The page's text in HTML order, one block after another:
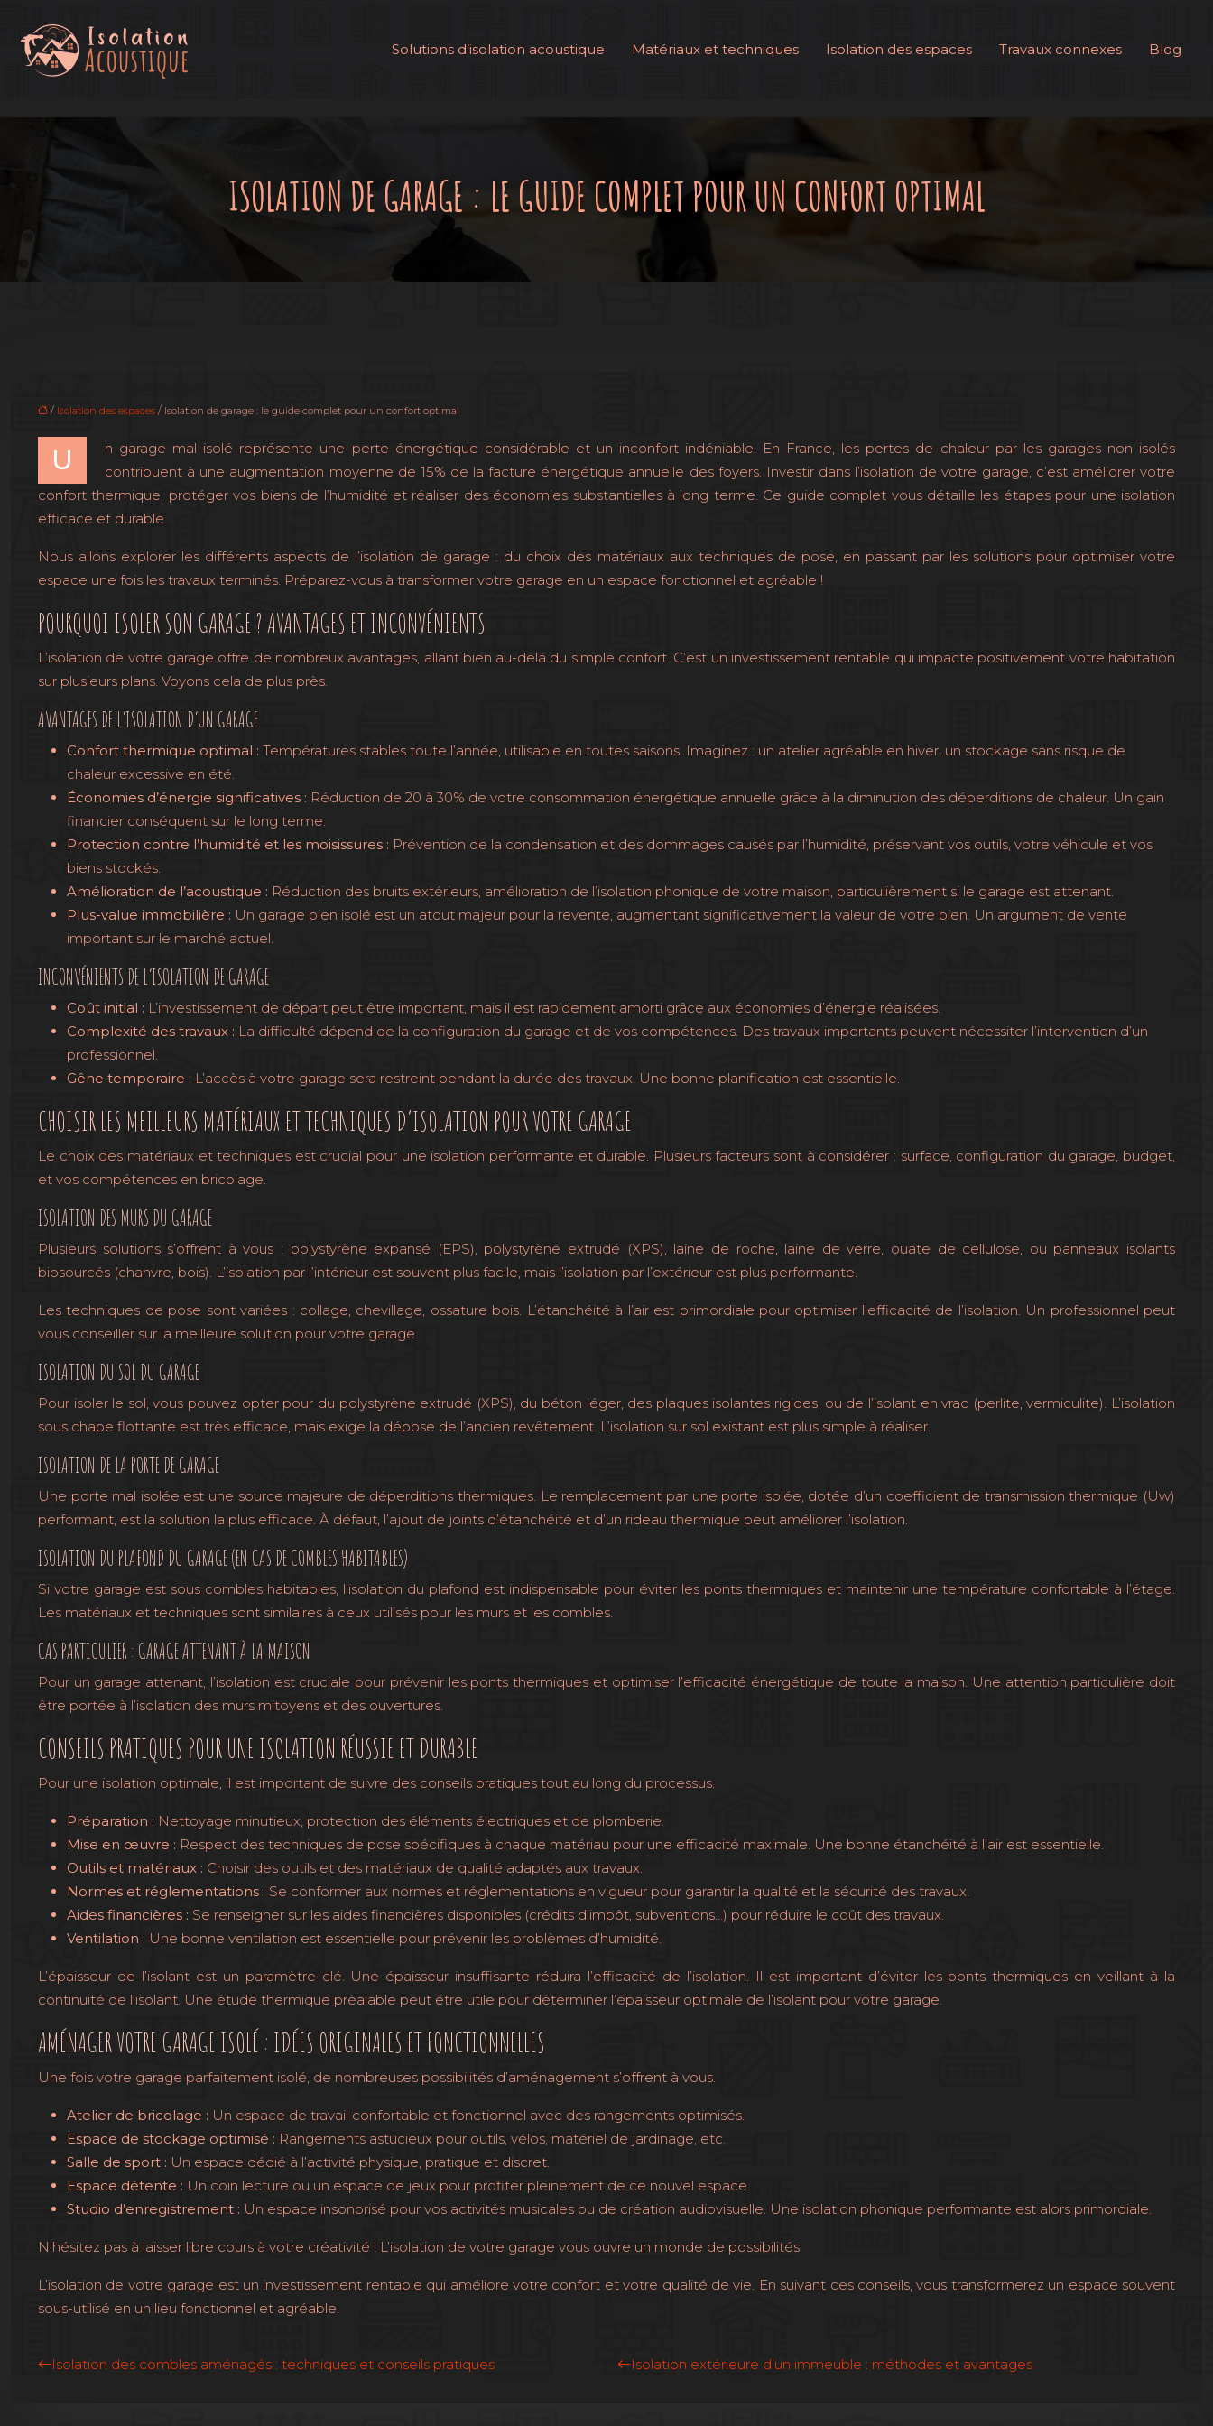
Solutions d’isolation acoustique Matériaux et techniques Isolation des espaces Travaux connexes Blog
ISOLATION DE GARAGE : LE GUIDE COMPLET POUR UN CONFORT OPTIMAL
/ Isolation des espaces / Isolation de garage : le guide complet pour un confort optimal
U
n garage mal isolé représente une perte énergétique considérable et un inconfort indéniable. En France, les pertes de chaleur par les garages non isolés
contribuent à une augmentation moyenne de 15% de la facture énergétique annuelle des foyers. Investir dans l’isolation de votre garage, c’est améliorer votre
confort thermique, protéger vos biens de l’humidité et réaliser des économies substantielles à long terme. Ce guide complet vous détaille les étapes pour une isolation
efficace et durable.
Nous allons explorer les différents aspects de l’isolation de garage : du choix des matériaux aux techniques de pose, en passant par les solutions pour optimiser votre
espace une fois les travaux terminés. Préparez-vous à transformer votre garage en un espace fonctionnel et agréable !
POURQUOI ISOLER SON GARAGE ? AVANTAGES ET INCONVÉNIENTS
L’isolation de votre garage offre de nombreux avantages, allant bien au-delà du simple confort. C’est un investissement rentable qui impacte positivement votre habitation
sur plusieurs plans. Voyons cela de plus près.
AVANTAGES DE L’ISOLATION D’UN GARAGE
Confort thermique optimal : Températures stables toute l’année, utilisable en toutes saisons. Imaginez : un atelier agréable en hiver, un stockage sans risque de
chaleur excessive en été.
Économies d’énergie significatives : Réduction de 20 à 30% de votre consommation énergétique annuelle grâce à la diminution des déperditions de chaleur. Un gain
financier conséquent sur le long terme.
Protection contre l’humidité et les moisissures : Prévention de la condensation et des dommages causés par l’humidité, préservant vos outils, votre véhicule et vos
biens stockés.
Amélioration de l’acoustique : Réduction des bruits extérieurs, amélioration de l’isolation phonique de votre maison, particulièrement si le garage est attenant.
Plus-value immobilière : Un garage bien isolé est un atout majeur pour la revente, augmentant significativement la valeur de votre bien. Un argument de vente
important sur le marché actuel.
INCONVÉNIENTS DE L’ISOLATION DE GARAGE
Coût initial : L’investissement de départ peut être important, mais il est rapidement amorti grâce aux économies d’énergie réalisées.
Complexité des travaux : La difficulté dépend de la configuration du garage et de vos compétences. Des travaux importants peuvent nécessiter l’intervention d’un
professionnel.
Gêne temporaire : L’accès à votre garage sera restreint pendant la durée des travaux. Une bonne planification est essentielle.
CHOISIR LES MEILLEURS MATÉRIAUX ET TECHNIQUES D’ISOLATION POUR VOTRE GARAGE
Le choix des matériaux et techniques est crucial pour une isolation performante et durable. Plusieurs facteurs sont à considérer : surface, configuration du garage, budget,
et vos compétences en bricolage.
ISOLATION DES MURS DU GARAGE
Plusieurs solutions s’offrent à vous : polystyrène expansé (EPS), polystyrène extrudé (XPS), laine de roche, laine de verre, ouate de cellulose, ou panneaux isolants
biosourcés (chanvre, bois). L’isolation par l’intérieur est souvent plus facile, mais l’isolation par l’extérieur est plus performante.
Les techniques de pose sont variées : collage, chevillage, ossature bois. L’étanchéité à l’air est primordiale pour optimiser l’efficacité de l’isolation. Un professionnel peut
vous conseiller sur la meilleure solution pour votre garage.
ISOLATION DU SOL DU GARAGE
Pour isoler le sol, vous pouvez opter pour du polystyrène extrudé (XPS), du béton léger, des plaques isolantes rigides, ou de l’isolant en vrac (perlite, vermiculite). L’isolation
sous chape flottante est très efficace, mais exige la dépose de l’ancien revêtement. L’isolation sur sol existant est plus simple à réaliser.
ISOLATION DE LA PORTE DE GARAGE
Une porte mal isolée est une source majeure de déperditions thermiques. Le remplacement par une porte isolée, dotée d’un coefficient de transmission thermique (Uw)
performant, est la solution la plus efficace. À défaut, l’ajout de joints d’étanchéité et d’un rideau thermique peut améliorer l’isolation.
ISOLATION DU PLAFOND DU GARAGE (EN CAS DE COMBLES HABITABLES)
Si votre garage est sous combles habitables, l’isolation du plafond est indispensable pour éviter les ponts thermiques et maintenir une température confortable à l’étage.
Les matériaux et techniques sont similaires à ceux utilisés pour les murs et les combles.
CAS PARTICULIER : GARAGE ATTENANT À LA MAISON
Pour un garage attenant, l’isolation est cruciale pour prévenir les ponts thermiques et optimiser l’efficacité énergétique de toute la maison. Une attention particulière doit
être portée à l’isolation des murs mitoyens et des ouvertures.
CONSEILS PRATIQUES POUR UNE ISOLATION RÉUSSIE ET DURABLE
Pour une isolation optimale, il est important de suivre des conseils pratiques tout au long du processus.
Préparation : Nettoyage minutieux, protection des éléments électriques et de plomberie.
Mise en œuvre : Respect des techniques de pose spécifiques à chaque matériau pour une efficacité maximale. Une bonne étanchéité à l’air est essentielle.
Outils et matériaux : Choisir des outils et des matériaux de qualité adaptés aux travaux.
Normes et réglementations : Se conformer aux normes et réglementations en vigueur pour garantir la qualité et la sécurité des travaux.
Aides financières : Se renseigner sur les aides financières disponibles (crédits d’impôt, subventions…) pour réduire le coût des travaux.
Ventilation : Une bonne ventilation est essentielle pour prévenir les problèmes d’humidité.
L’épaisseur de l’isolant est un paramètre clé. Une épaisseur insuffisante réduira l’efficacité de l’isolation. Il est important d’éviter les ponts thermiques en veillant à la
continuité de l’isolant. Une étude thermique préalable peut être utile pour déterminer l’épaisseur optimale de l’isolant pour votre garage.
AMÉNAGER VOTRE GARAGE ISOLÉ : IDÉES ORIGINALES ET FONCTIONNELLES
Une fois votre garage parfaitement isolé, de nombreuses possibilités d’aménagement s’offrent à vous.
Atelier de bricolage : Un espace de travail confortable et fonctionnel avec des rangements optimisés.
Espace de stockage optimisé : Rangements astucieux pour outils, vélos, matériel de jardinage, etc.
Salle de sport : Un espace dédié à l’activité physique, pratique et discret.
Espace détente : Un coin lecture ou un espace de jeux pour profiter pleinement de ce nouvel espace.
Studio d’enregistrement : Un espace insonorisé pour vos activités musicales ou de création audiovisuelle. Une isolation phonique performante est alors primordiale.
N’hésitez pas à laisser libre cours à votre créativité ! L’isolation de votre garage vous ouvre un monde de possibilités.
L’isolation de votre garage est un investissement rentable qui améliore votre confort et votre qualité de vie. En suivant ces conseils, vous transformerez un espace souvent
sous-utilisé en un lieu fonctionnel et agréable.
Isolation des combles aménagés : techniques et conseils pratiques Isolation extérieure d’un immeuble : méthodes et avantages